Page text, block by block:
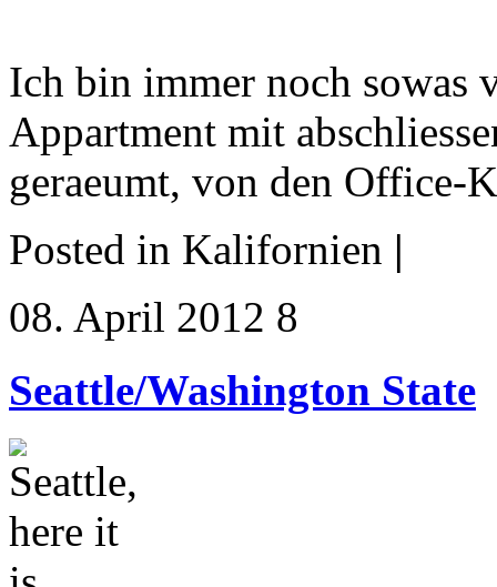
Ich bin immer noch sowas
Appartment mit
geraeumt, von den Office-
Posted in Kalifornien |
08. April 2012 8
Seattle/Washington State